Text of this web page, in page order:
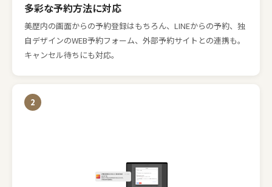
多彩な予約方法に対応
美歴内の画面からの予約登録はもちろん、 LINEからの予約、独
自デザインのWEB予約フォーム、外部予約サイトとの連携も。
キャンセル待ちにも対応。